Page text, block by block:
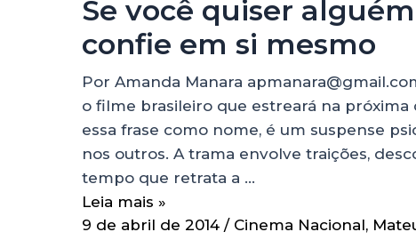
Se você quiser
confie em si mesmo
Por Amanda Manara
o filme brasileiro que estreará na próxima
essa frase como nome, é um suspense
nos outros. A trama envolve traições,
tempo que retrata a …
Leia mais »
9 de abril de 2014 / Cinema Nacional,